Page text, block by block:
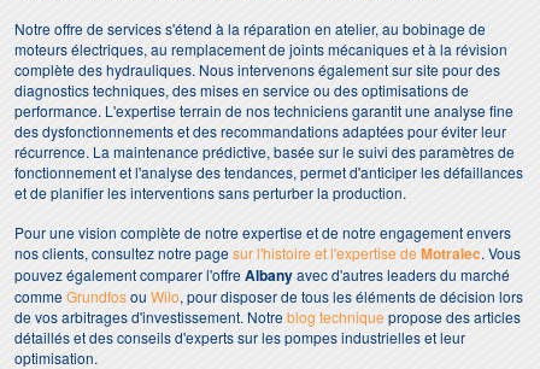
Notre offre de services s'étend à la réparation en atelier, au bobinage de
moteurs électriques, au remplacement de joints mécaniques et à la révision
complète des hydrauliques. Nous intervenons également sur site pour des
diagnostics techniques, des mises en service ou des optimisations de
performance. L'expertise terrain de nos techniciens garantit une analyse fine
des dysfonctionnements et des recommandations adaptées pour éviter leur
récurrence. La maintenance prédictive, basée sur le suivi des paramètres de
fonctionnement et l'analyse des tendances, permet d'anticiper les défaillances
et de planifier les interventions sans perturber la production.
Pour une vision complète de notre expertise et de notre engagement envers
nos clients, consultez notre pagesur l'histoire et l'expertise de Motralec. Vous
pouvez également comparer l'offreAlbanyavec d'autres leaders du marché
commeGrundfosou Wilo, pour disposer de tous les éléments de décision lors
de vos arbitrages d'investissement. Notreblog technique propose des articles
détaillés et des conseils d'experts sur les pompes industrielles et leur
optimisation.